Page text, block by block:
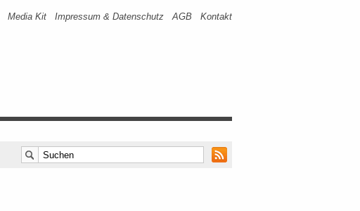
Media Kit Impressum & Datenschutz AGB Kontakt